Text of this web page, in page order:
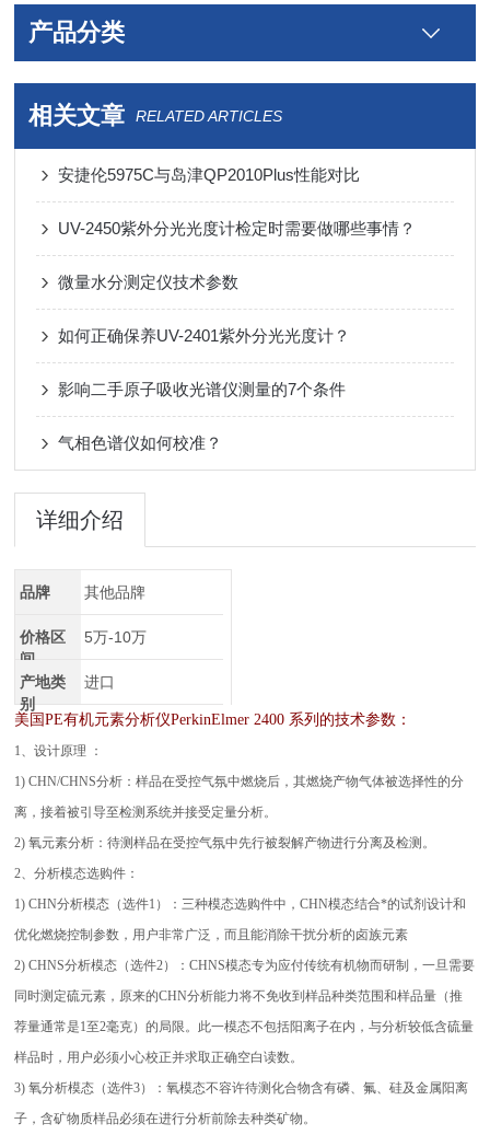
产品分类
相关文章 RELATED ARTICLES
安捷伦5975C与岛津QP2010Plus性能对比
UV-2450紫外分光光度计检定时需要做哪些事情？
微量水分测定仪技术参数
如何正确保养UV-2401紫外分光光度计？
影响二手原子吸收光谱仪测量的7个条件
气相色谱仪如何校准？
详细介绍
品牌 其他品牌
价格区
间
5万-10万
产地类
别
进口
美国PE有机元素分析仪PerkinElmer 2400 系列的技术参数：
1、设计原理 ：
1) CHN/CHNS分析：样品在受控气氛中燃烧后，其燃烧产物气体被选择性的分
离，接着被引导至检测系统并接受定量分析。
2) 氧元素分析：待测样品在受控气氛中先行被裂解产物进行分离及检测。
2、分析模态选购件：
1) CHN分析模态（选件1）：三种模态选购件中，CHN模态结合*的试剂设计和
优化燃烧控制参数，用户非常广泛，而且能消除干扰分析的卤族元素
2) CHNS分析模态（选件2）：CHNS模态专为应付传统有机物而研制，一旦需要
同时测定硫元素，原来的CHN分析能力将不免收到样品种类范围和样品量（推
荐量通常是1至2毫克）的局限。此一模态不包括阳离子在内，与分析较低含硫量
样品时，用户必须小心校正并求取正确空白读数。
3) 氧分析模态（选件3）：氧模态不容许待测化合物含有磷、氟、硅及金属阳离
子，含矿物质样品必须在进行分析前除去种类矿物。